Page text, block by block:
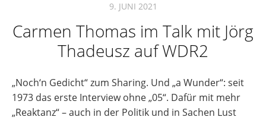
9. JUNI 2021
Carmen Thomas im Talk mit Jörg
Thadeusz auf WDR2
„Noch‘n Gedicht“ zum Sharing. Und „a Wunder“: seit
1973 das erste Interview ohne „05“. Dafür mit mehr
„Reaktanz“ – auch in der Politik und in Sachen Lust